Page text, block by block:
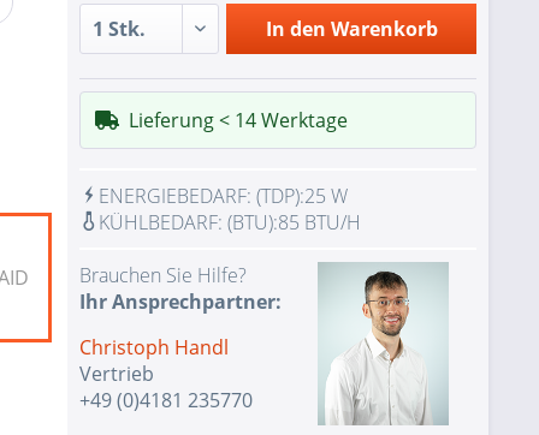
1 Stk.
R162-ZA1
1 Stk.
Redundant Power Supplies
1 Stk.
SoC SATA controller for 8 SATA3 (6
Gbps) ports
1 Stk.
1x VGA Port Aspeed AST2500 BMC
1 Stk.
KVM-over-LAN
1 Stk.
Keine Auswahl - Assemblierung und
Test des Systems mit Test-CPU(s)
1 Stk.
Keine Auswahl - Assemblierung und
Test des Systems mit Test-RAM
In den Warenkorb
Lieferung < 14 Werktage
ENERGIEBEDARF: (TDP):25 W
KÜHLBEDARF: (BTU):85 BTU/H
Brauchen Sie Hilfe?
Ihr Ansprechpartner:
Christoph Handl
Vertrieb
+49 (0)4181 235770